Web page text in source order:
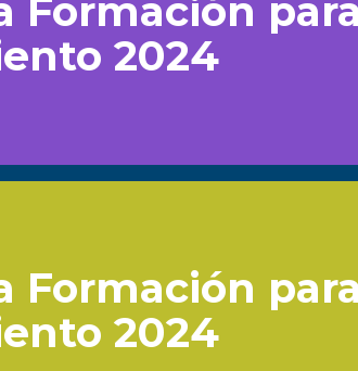
Formación
2024
Formación
2024